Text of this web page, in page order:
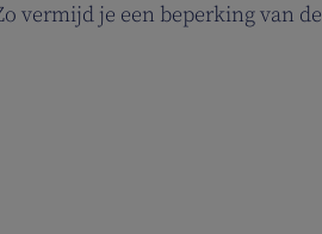
vermijd je een beperking van de